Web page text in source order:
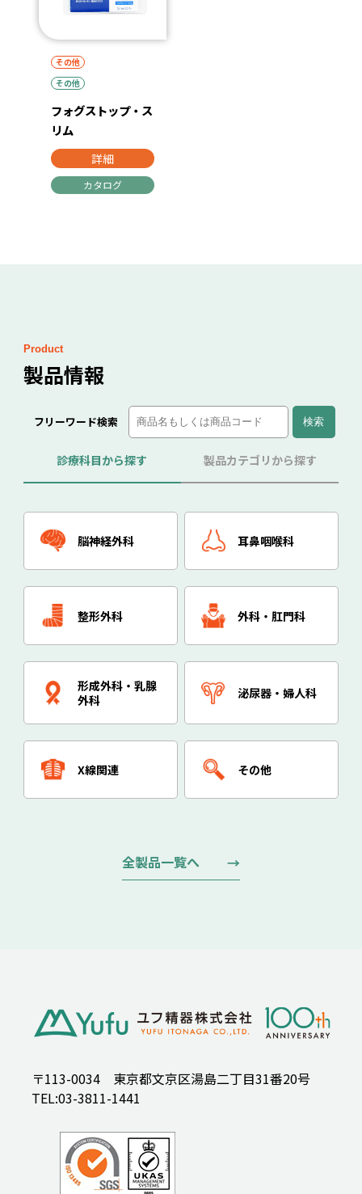
その他
その他
フォグストップ・ス
リム
詳細
カタログ
Product
製品情報
フリーワード検索
診療科目から探す 製品カテゴリから探す
脳神経外科 耳鼻咽喉科
整形外科 外科・肛門科
形成外科・乳腺
外科
泌尿器・婦人科
X線関連 その他
全製品一覧へ
〒113-0034 東京都文京区湯島二丁目31番20号
TEL:03-3811-1441